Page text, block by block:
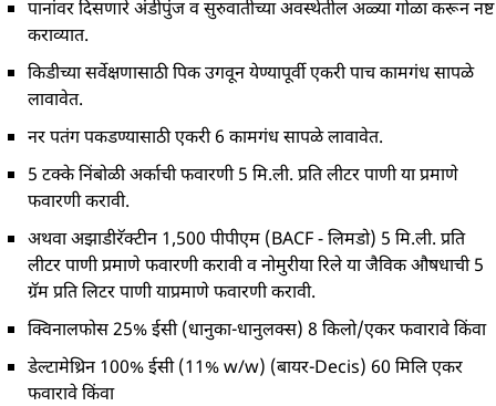
पानांवर दिसणारे अंडीपुंज व सुरुवातीच्या अवस्थेतील अळ्या गोळा करून नष्ट
कराव्यात.
किडीच्या सर्वेक्षणासाठी पिक उगवून येण्यापूर्वी एकरी पाच कामगंध सापळे
लावावेत.
नर पतंग पकडण्यासाठी एकरी 6 कामगंध सापळे लावावेत.
5 टक्के निंबोळी अर्काची फवारणी 5 मि.ली. प्रति लीटर पाणी या प्रमाणे
फवारणी करावी.
अथवा अझाडीरॅक्टीन 1,500 पीपीएम (BACF - लिमडो) 5 मि.ली. प्रति
लीटर पाणी प्रमाणे फवारणी करावी व नोमुरीया रिले या जैविक औषधाची 5
ग्रॅम प्रति लिटर पाणी याप्रमाणे फवारणी करावी.
क्विनालफोस 25% ईसी (धानुका-धानुलक्स) 8 किलो/एकर फवारावे किंवा
डेल्टामेथ्रिन 100% ईसी (11% w/w) (बायर-Decis) 60 मिलि एकर
फवारावे किंवा